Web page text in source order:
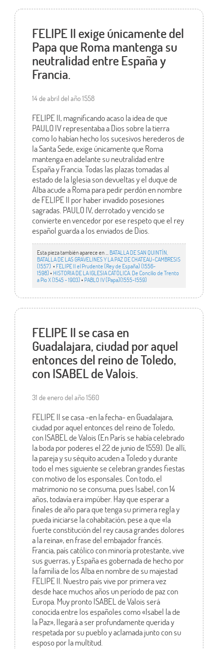
FELIPE II exige únicamente del
Papa que Roma mantenga su
neutralidad entre España y
Francia.
14 de abril del año 1558
FELIPE II, magnificando acaso la idea de que
PAULO IV representaba a Dios sobre la tierra
como lo habían hecho los sucesivos herederos de
la Santa Sede, exige únicamente que Roma
mantenga en adelante su neutralidad entre
España y Francia. Todas las plazas tomadas al
estado de la Iglesia son devueltas y el duque de
Alba acude a Roma para pedir perdón en nombre
de FELIPE II por haber invadido posesiones
sagradas. PAULO IV, derrotado y vencido se
convierte en vencedor por ese respeto que el rey
español guarda a los enviados de Dios.
Esta pieza también aparece en ... BATALLA DE SAN QUINTÍN,
BATALLA DE LAS GRAVELINES Y LA PAZ DE CHATEAU-CAMBRESIS
(1557) • FELIPE II el Prudente (Rey de España) (1556-
1598)• HISTORIA DE LA IGLESIA CATÓLICA. De Concilio de Trento
a Pío X (1545 - 1903)• PABLO IV (Papa)(1555-1559)
FELIPE II se casa en
Guadalajara, ciudad por aquel
entonces del reino de Toledo,
con ISABEL de Valois.
31 de enero del año 1560
FELIPE II se casa -en la fecha- en Guadalajara,
ciudad por aquel entonces del reino de Toledo,
con ISABEL de Valois (En París se había celebrado
la boda por poderes el 22 de junio de 1559). De allí,
la pareja y su séquito acuden a Toledo y durante
todo el mes siguiente se celebran grandes fiestas
con motivo de los esponsales. Con todo, el
matrimonio no se consuma, pues Isabel, con 14
años, todavía era impúber. Hay que esperar a
finales de año para que tenga su primera regla y
pueda iniciarse la cohabitación, pese a que «la
fuerte constitución del rey causa grandes dolores
a la reina», en frase del embajador francés.
Francia, país católico con minoría protestante, vive
sus guerras, y España es gobernada de hecho por
la familia de los Alba en nombre de su majestad
FELIPE II. Nuestro país vive por primera vez
desde hace muchos años un período de paz con
Europa. Muy pronto ISABEL de Valois será
conocida entre los españoles como «Isabel la de
la Paz», llegará a ser profundamente querida y
respetada por su pueblo y aclamada junto con su
esposo por la multitud.